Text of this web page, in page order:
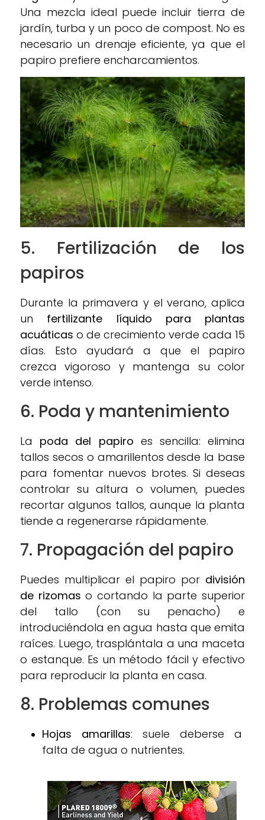
Una mezcla ideal puede incluir tierra de
jardín, turba y un poco de compost. No es
necesario un drenaje eficiente, ya que el
papiro prefiere encharcamientos.
5. Fertilización de los
papiros
Durante la primavera y el verano, aplica
un fertilizante líquido para plantas
acuáticas o de crecimiento verde cada 15
días. Esto ayudará a que el papiro
crezca vigoroso y mantenga su color
verde intenso.
6. Poda y mantenimiento
La poda del papiro es sencilla: elimina
tallos secos o amarillentos desde la base
para fomentar nuevos brotes. Si deseas
controlar su altura o volumen, puedes
recortar algunos tallos, aunque la planta
tiende a regenerarse rápidamente.
7. Propagación del papiro
Puedes multiplicar el papiro por división
de rizomas o cortando la parte superior
del tallo (con su penacho) e
introduciéndola en agua hasta que emita
raíces. Luego, trasplántala a una maceta
o estanque. Es un método fácil y efectivo
para reproducir la planta en casa.
8. Problemas comunes
Hojas amarillas: suele deberse a
falta de agua o nutrientes.